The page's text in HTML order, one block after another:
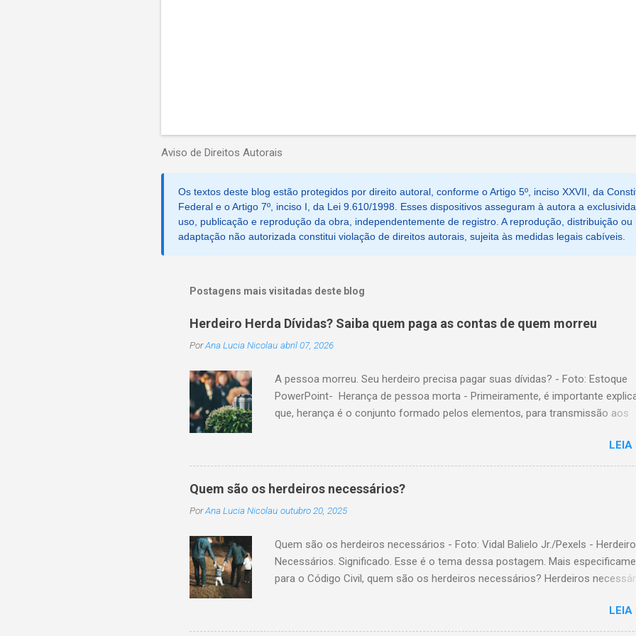
Aviso de Direitos Autorais
Os textos deste blog estão protegidos por direito autoral, conforme o Artigo 5º, inciso XXVII, da
Federal e o Artigo 7º, inciso I, da Lei 9.610/1998. Esses dispositivos asseguram à autora a
uso, publicação e reprodução da obra, independentemente de registro. A reprodução, distribuição ou
adaptação não autorizada constitui violação de direitos autorais, sujeita às medidas legais cabíveis.
Postagens mais visitadas deste blog
Herdeiro Herda Dívidas? Saiba quem paga as contas de quem morreu
PorAna Lucia Nicolau abril 07, 2026
A pessoa morreu. Seu herdeiro precisa pagar suas dívidas? - Foto: Estoque
PowerPoint- Herança de pessoa morta - Primeiramente, é importante
que, herança é o conjunto formado pelos elementos, para transmissão aos
monetária, como, por exemplo, bens imóveis; B) negativos; ou seja,
não cumpridas, como, por exemplo, dívidas em dinheiro. Por isso, tem
a conclusão de que, quem herda crédito, também, herda débito. A
legítima ou testamentária. A sucessão legítima é a prevista em lei, para a
sucessão testamentária visa dar cumprimento à manifestação de última
da pessoa falecida, feita através de testamento. O herdeiro é responsável
pagamento de dívida deixada pela pessoa falecida de quem está...
LEIA
Quem são os herdeiros necessários?
PorAna Lucia Nicolau outubro 20, 2025
Quem são os herdeiros necessários - Foto: Vidal Balielo Jr./Pexels -
Necessários. Significado. Esse é o tema dessa postagem. Mais
para o Código Civil, quem são os herdeiros necessários? Herdeiros
na existência de testamento . Nesse sentido, o nosso Código Civil, no artigo
1.845, indica que, são herdeiros necessários os descendentes, os
LEIA